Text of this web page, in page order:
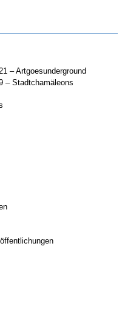
– Artgoesunderground
– Stadtchamäleons